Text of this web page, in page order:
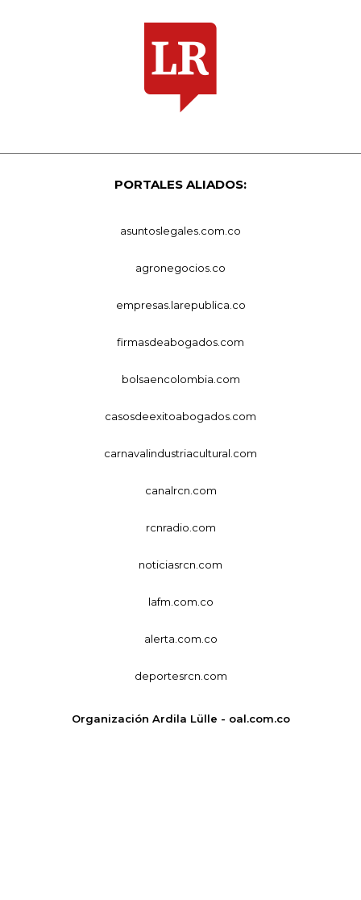
PORTALES ALIADOS:
asuntoslegales.com.co
agronegocios.co
empresas.larepublica.co
firmasdeabogados.com
bolsaencolombia.com
casosdeexitoabogados.com
carnavalindustriacultural.com
canalrcn.com
rcnradio.com
noticiasrcn.com
lafm.com.co
alerta.com.co
deportesrcn.com
Organización Ardila Lülle - oal.com.co